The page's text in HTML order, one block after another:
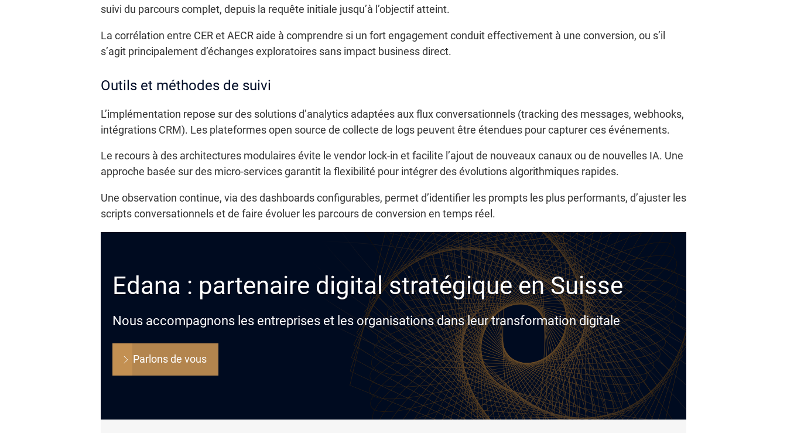
suivi du parcours complet, depuis la requête initiale jusqu’à l’objectif atteint.
La corrélation entre CER et AECR aide à comprendre si un fort engagement conduit effectivement à une conversion, ou s’il
s’agit principalement d’échanges exploratoires sans impact business direct.
Outils et méthodes de suivi
L’implémentation repose sur des solutions d’analytics adaptées aux flux conversationnels (tracking des messages, webhooks,
intégrations CRM). Les plateformes open source de collecte de logs peuvent être étendues pour capturer ces événements.
Le recours à des architectures modulaires évite le vendor lock-in et facilite l’ajout de nouveaux canaux ou de nouvelles IA. Une
approche basée sur des micro-services garantit la flexibilité pour intégrer des évolutions algorithmiques rapides.
Une observation continue, via des dashboards configurables, permet d’identifier les prompts les plus performants, d’ajuster les
scripts conversationnels et de faire évoluer les parcours de conversion en temps réel.
Edana : partenaire digital stratégique en Suisse
Nous accompagnons les entreprises et les organisations dans leur transformation digitale
Parlons de vous